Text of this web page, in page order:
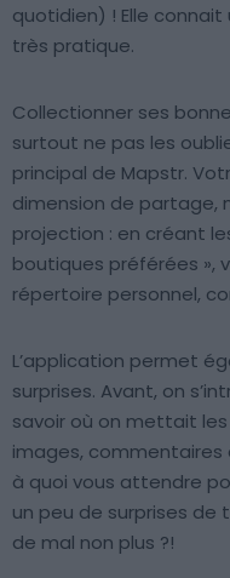
quotidien) ! Elle
très pratique.
Collectionner ses
surtout ne pas les
principal de Mapstr.
dimension de partage,
projection : en créant
boutiques préférées »,
répertoire personnel,
L’application permet
surprises. Avant, on
savoir où on mettait
images, commentaires
à quoi vous attendre
un peu de surprises
de mal non plus ?!